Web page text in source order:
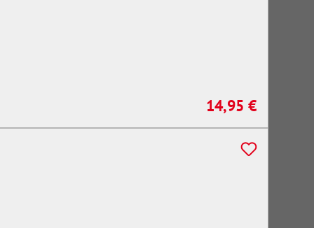
Regulärer Preis:
14,95 €